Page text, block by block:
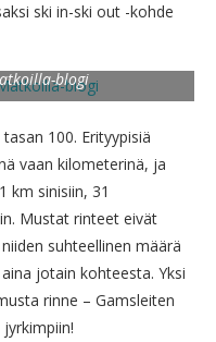
ski in-ski out -kohde
blogi
100. Erityypisiä
vaan kilometerinä, ja
km sinisiin, 31
Mustat rinteet eivät
suhteellinen määrä
jotain kohteesta. Yksi
rinne – Gamsleiten